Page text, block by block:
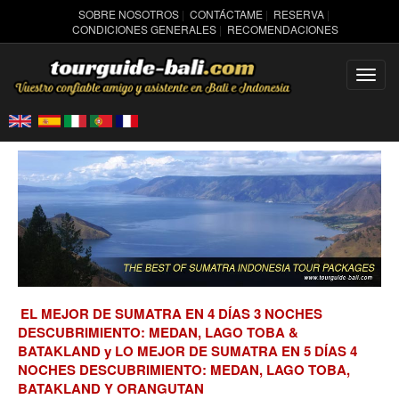
SOBRE NOSOTROS| CONTÁCTAME| RESERVA|
CONDICIONES GENERALES| RECOMENDACIONES
EL MEJOR DE SUMATRA EN 4 DÍAS 3 NOCHES
DESCUBRIMIENTO: MEDAN, LAGO TOBA &
BATAKLAND y LO MEJOR DE SUMATRA EN 5 DÍAS 4
NOCHES DESCUBRIMIENTO: MEDAN, LAGO TOBA,
BATAKLAND Y ORANGUTAN